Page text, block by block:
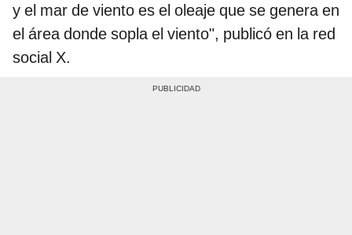
y el mar de viento es el oleaje que se genera en
el área donde sopla el viento", publicó en la red
social X.